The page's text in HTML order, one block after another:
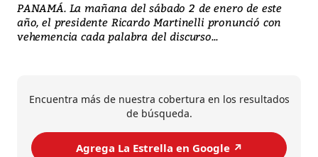
PANAMÁ. La mañana del sábado 2 de enero de este
año, el presidente Ricardo Martinelli pronunció con
vehemencia cada palabra del discurso...
Encuentra más de nuestra cobertura en los resultados
de búsqueda.
Agrega La Estrella en Google ↗️